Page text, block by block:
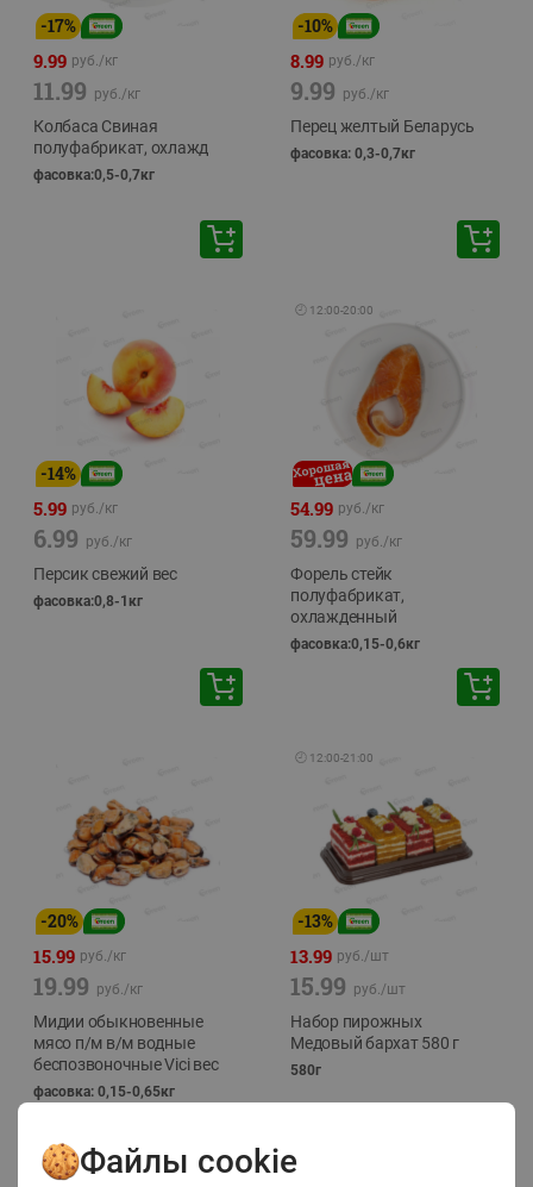
-17%
9.99 руб./кг
11.99 руб./кг
Колбаса Свиная
полуфабрикат, охлажд
фасовка:0,5-0,7кг
-10%
8.99 руб./кг
9.99 руб./кг
Перец желтый Беларусь
фасовка: 0,3-0,7кг
-14%
5.99 руб./кг
6.99 руб./кг
Персик свежий вес
фасовка:0,8-1кг
🕘 12:00-20:00
54.99 руб./кг
59.99 руб./кг
Форель стейк
полуфабрикат,
охлажденный
фасовка:0,15-0,6кг
-20%
15.99 руб./кг
19.99 руб./кг
Мидии обыкновенные
мясо п/м в/м водные
беспозвоночные Vici вес
фасовка: 0,15-0,65кг
🕘 12:00-21:00
-13%
13.99 руб./шт
15.99 руб./шт
Набор пирожных
Медовый бархат 580 г
580г
Файлы cookie